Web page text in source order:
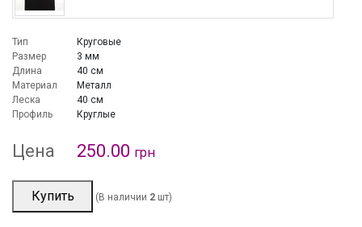
Тип
Круговые
Размер
3 мм
Длина
40 см
Материал
Металл
Леска
40 см
Профиль
Круглые
Цена 250.00 грн
Купить (В наличии 2 шт)